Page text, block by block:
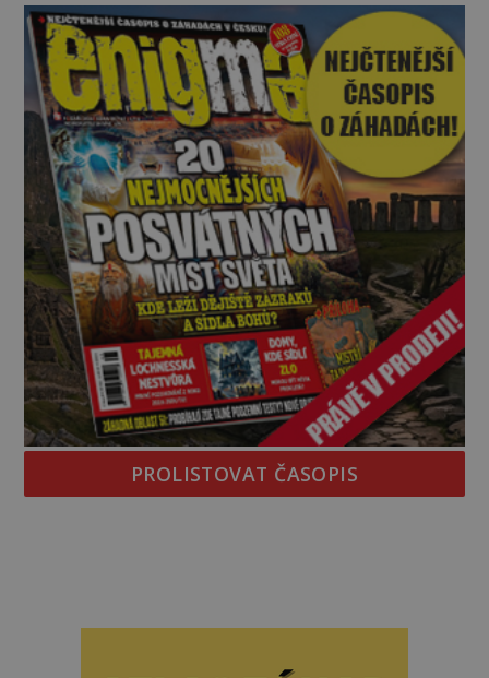
kromě syrových bobů. Příběh se rychle stává
jednou z největších záhad středověké Anglie a ani
po téměř devíti stech letech není
PROLISTOVAT ČASOPIS